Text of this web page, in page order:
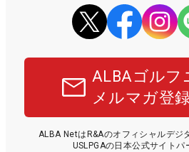
ALBAゴルフ
メルマガ登
ALBA NetはR&Aのオフィシャルデジ
USLPGAの日本公式サイトパ